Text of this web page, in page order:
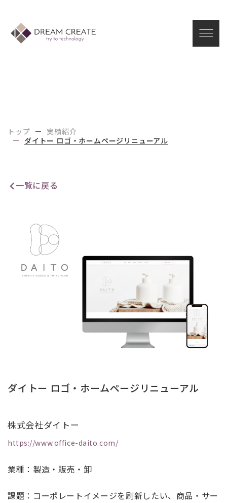
トップ
実績紹介
ダイトー ロゴ・ホームページリニューアル
一覧に戻る
ダイトー ロゴ・ホームページリニューアル
株式会社ダイトー
https://www.office-daito.com/
業種：製造・販売・卸
課題：コーポレートイメージを刷新したい、商品・サー